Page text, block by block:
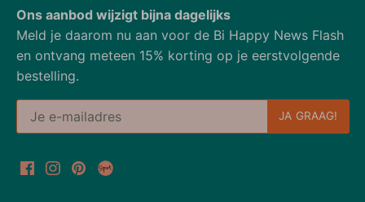
Ons aanbod wijzigt bijna dagelijks
Meld je daarom nu aan voor de Bi Happy News Flash
en ontvang meteen 15% korting op je eerstvolgende
bestelling.